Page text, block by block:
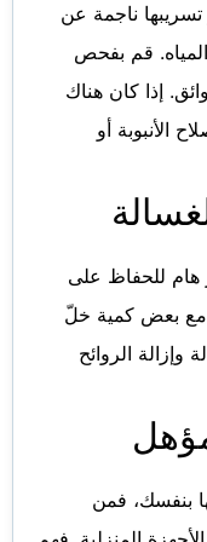
ناجمة عن
قم بفحص
إذا كان هناك
الأنبوبة أو
هام للحفاظ على
مع بعض كمية خلّ
وإزالة الروائح
بنفسك، فمن